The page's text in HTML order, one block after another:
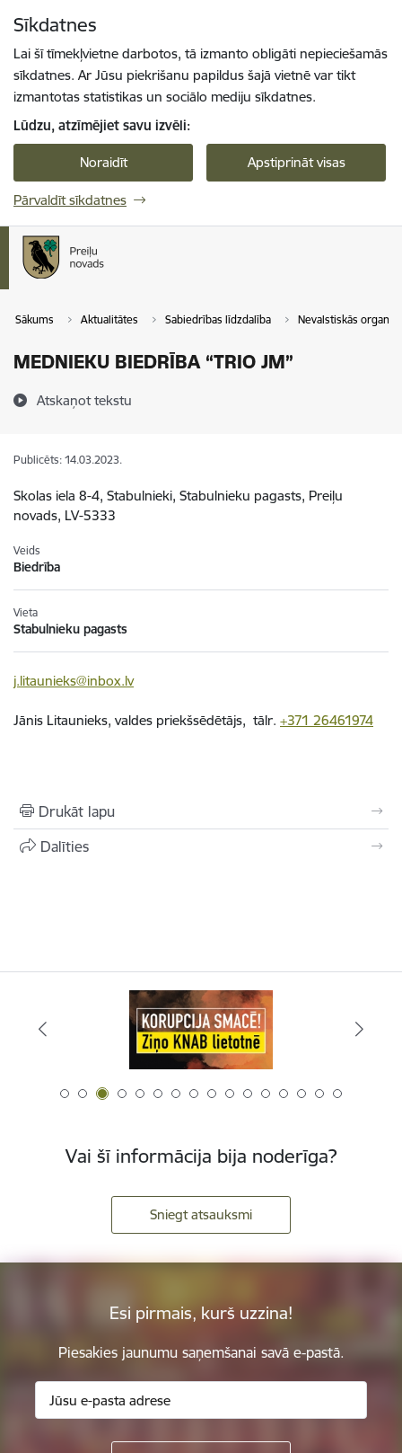
Sīkdatnes
Lai šī tīmekļvietne darbotos, tā izmanto obligāti nepieciešamās
sīkdatnes. Ar Jūsu piekrišanu papildus šajā vietnē var tikt
izmantotas statistikas un sociālo mediju sīkdatnes.
Lūdzu, atzīmējiet savu izvēli:
Noraidīt Apstiprināt visas
Pārvaldīt sīkdatnes
Sākums Aktualitātes Sabiedrības līdzdalība Nevalstiskās
MEDNIEKU BIEDRĪBA “TRIO JM”
Atskaņot tekstu
Publicēts: 14.03.2023.
Skolas iela 8-4, Stabulnieki, Stabulnieku pagasts, Preiļu
novads, LV-5333
Veids
Biedrība
Vieta
Stabulnieku pagasts
j.litaunieks@inbox.lv
Jānis Litaunieks, valdes priekšsēdētājs, tālr. +371 26461974
Drukāt lapu
Dalīties
Vai šī informācija bija noderīga?
Sniegt atsauksmi
Esi pirmais, kurš uzzina!
Piesakies jaunumu saņemšanai savā e-pastā.